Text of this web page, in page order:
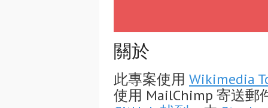
關於
此專案使用 Wikimedia
使用 MailChimp 寄送郵